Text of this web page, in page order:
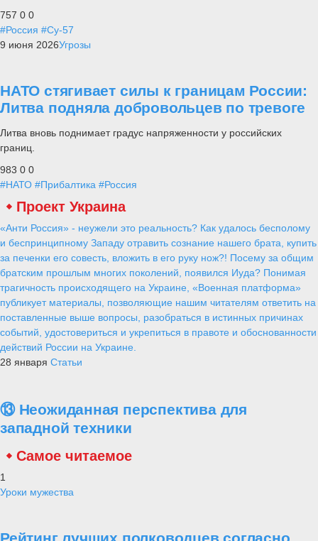
757 0 0
#Россия #Су-57
9 июня 2026Угрозы
НАТО стягивает силы к границам России:
Литва подняла добровольцев по тревоге
Литва вновь поднимает градус напряженности у российских
границ.
983 0 0
#НАТО #Прибалтика #Россия
Проект Украина
«Анти Россия» - неужели это реальность? Как удалось бесполому
и беспринципному Западу отравить сознание нашего брата, купить
за печенки его совесть, вложить в его руку нож?! Посему за общим
братским прошлым многих поколений, появился Иуда? Понимая
трагичность происходящего на Украине, «Военная платформа»
публикует материалы, позволяющие нашим читателям ответить на
поставленные выше вопросы, разобраться в истинных причинах
событий, удостовериться и укрепиться в правоте и обоснованности
действий России на Украине.
28 января Статьи
⑬ Неожиданная перспектива для
западной техники
Самое читаемое
1
Уроки мужества